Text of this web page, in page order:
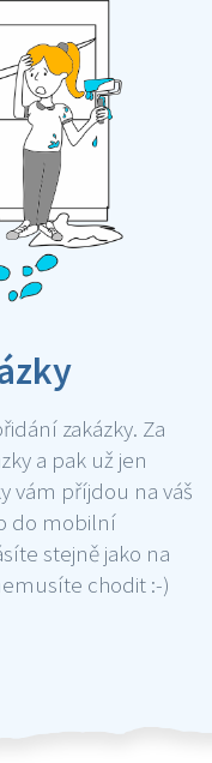
zakázky. Za
a pak už jen
vám příjdou na váš
do mobilní
stejně jako na
chodit :-)